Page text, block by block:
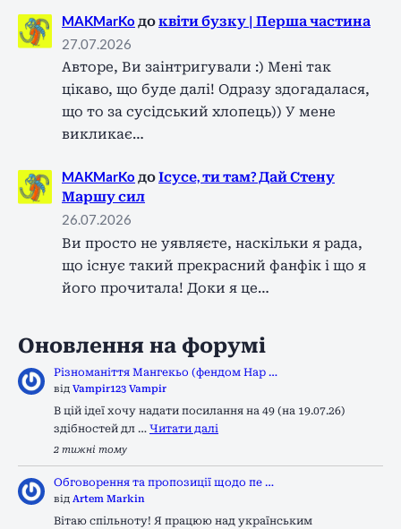
MAKMarKo доквіти бузку | Перша частина
27.07.2026
Авторе, Ви заінтригували :) Мені так
цікаво, що буде далі! Одразу здогадалася,
що то за сусідський хлопець)) У мене
викликає…
MAKMarKo доІсусе, ти там? Дай Стену
Маршу сил
26.07.2026
Ви просто не уявляєте, наскільки я рада,
що існує такий прекрасний фанфік і що я
його прочитала! Доки я це…
Оновлення на форумі
Різноманіття Мангекьо (фендом Нар …
від Vampir123 Vampir
В цій ідеї хочу надати посилання на 49 (на 19.07.26)
здібностей дл … Читати далі
2 тижні тому
Обговорення та пропозиції щодо пе …
від Artem Markin
Вітаю спільноту! Я працюю над українським